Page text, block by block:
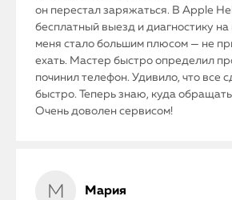
он перестал заряжаться. В Apple
бесплатный выезд и диагностику на
меня стало большим плюсом — не
ехать. Мастер быстро определил
починил телефон. Удивило, что все
быстро. Теперь знаю, куда
Очень доволен сервисом!
Мария